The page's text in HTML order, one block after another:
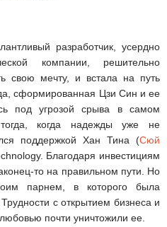
разработчик, усердно
компании, решительно
свою мечту, и встала на путь
сформированная Цзи Син и ее
под угрозой срыва в самом
когда надежды уже не
поддержкой Хан Тина (Сюй
Благодаря инвестициям
то на правильном пути. Но
парнем, в которого была
с открытием бизнеса и
почти уничтожили ее.